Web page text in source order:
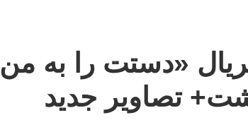
«دستت را به من
تصاویر جدید